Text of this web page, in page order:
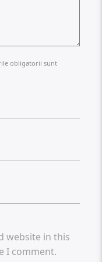
obligatorii sunt
website in this
I comment.